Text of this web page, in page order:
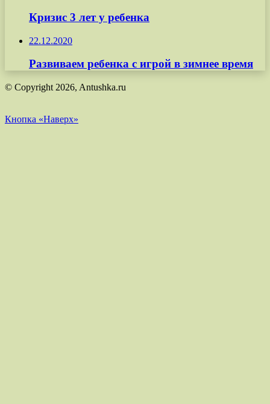
Кризис 3 лет у ребенка
22.12.2020
Развиваем ребенка с игрой в зимнее время
© Copyright 2026, Antushka.ru
Кнопка «Наверх»